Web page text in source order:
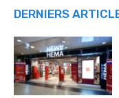
DERNIERS